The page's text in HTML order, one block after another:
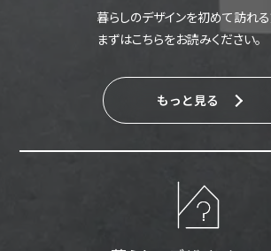
暮らしのデザインを初めて訪れる
まずはこちらをお読みください。
もっと見る